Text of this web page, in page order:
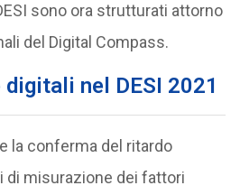
sono ora strutturati attorno
del Digital Compass.
nel DESI 2021
la conferma del ritardo
di misurazione dei fattori